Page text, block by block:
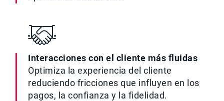
Interacciones con el cliente más fluidas
Optimiza la experiencia del cliente
reduciendo fricciones que influyen en los
pagos, la confianza y la fidelidad.